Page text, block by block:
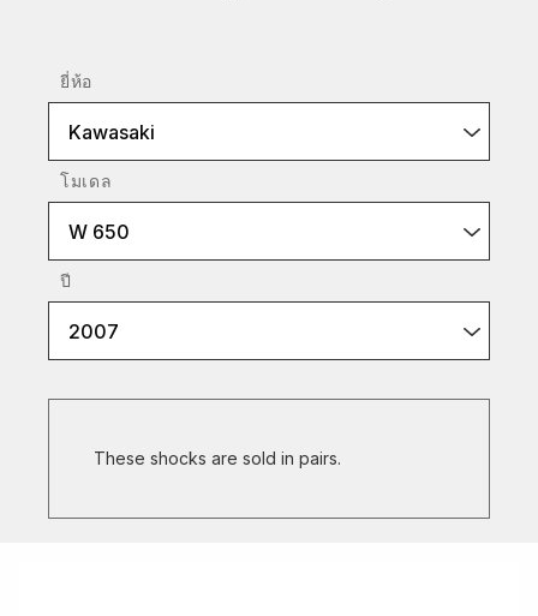
ยี่ห้อ
Kawasaki
โมเดล
W 650
ปี
2007
These shocks are sold in pairs.